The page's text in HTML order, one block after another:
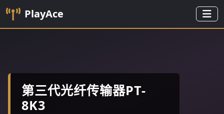
PlayAce
第三代光纤传输器PT-
8K3